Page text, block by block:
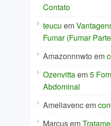
Contato
teucu em
Fumar (Fumar
Amazonnnwto em
Ozenvittaem5
Abdominal
Ameliavencem
Marcusem